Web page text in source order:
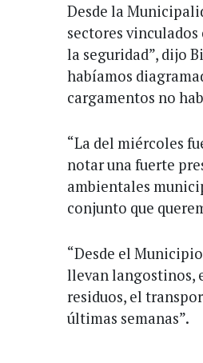
Desde la
sectores
la seguridad”, dijo
habíamos
cargamentos no
“La del miércoles
notar una fuerte
ambientales
conjunto que
“Desde el
llevan langostinos,
residuos, el
últimas semanas”.